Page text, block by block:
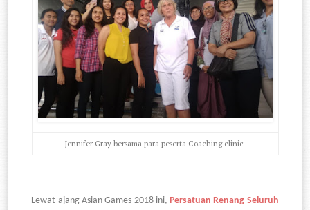
Jennifer Gray bersama para peserta Coaching clinic
Lewat ajang Asian Games 2018 ini, Persatuan Renang Seluruh